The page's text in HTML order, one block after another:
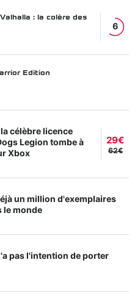
: la colère des
6
Edition
célèbre licence
Legion tombe à
Xbox
29€
62€
un million d'exemplaires
le monde
pas l'intention de porter